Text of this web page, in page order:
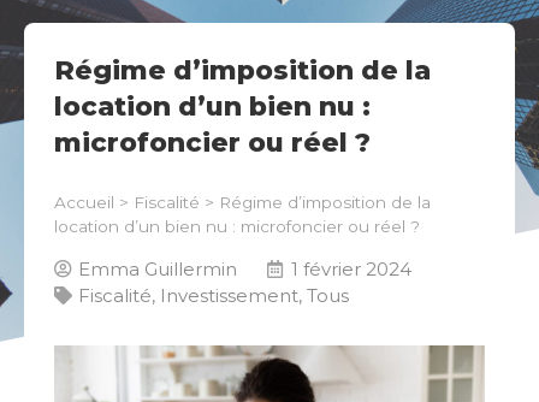
Régime d’imposition de la
location d’un bien nu :
microfoncier ou réel ?
Accueil > Fiscalité > Régime d’imposition de la
location d’un bien nu : microfoncier ou réel ?
Emma Guillermin
1 février 2024
Fiscalité, Investissement, Tous